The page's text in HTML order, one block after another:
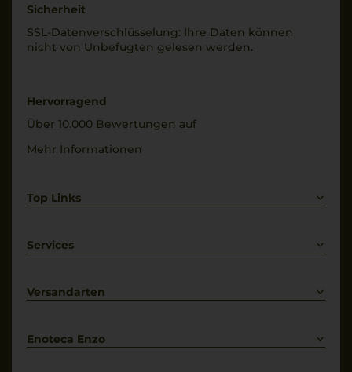
Sicherheit
SSL-Daten­verschlüs­selung: Ihre Daten können
nicht von Unbe­fugten gelesen werden.
Hervorragend
Über 10.000 Bewertungen auf
Mehr Informationen
Top Links
Weißwein
Services
Kontakt
Versandarten
Enoteca Enzo